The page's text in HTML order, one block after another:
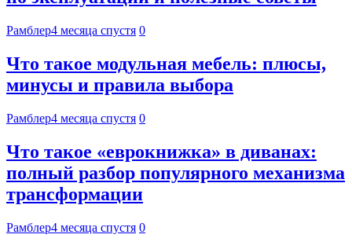
Рамблер4 месяца спустя 0
Что такое модульная мебель: плюсы,
минусы и правила выбора
Рамблер4 месяца спустя 0
Что такое «еврокнижка» в диванах:
полный разбор популярного механизма
трансформации
Рамблер4 месяца спустя 0